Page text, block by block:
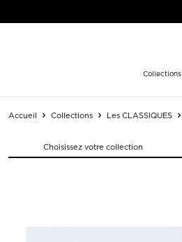
Collections
Accueil Collections Les CLASSIQUES
Choisissez votre collection